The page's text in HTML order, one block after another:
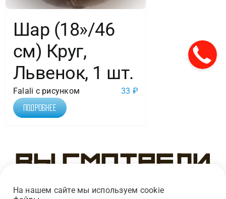
Шар (18»/46
см) Круг,
Львенок, 1 шт.
Falali с рисунком 33 ₽
Подробнее
Вы смотрели
На нашем сайте мы используем cookie